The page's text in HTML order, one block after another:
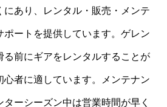
にあり、レンタル・販売・メンテ
ポートを提供しています。ゲレン
る前にギアをレンタルすることが
心者に適しています。メンテナン
ーシーズン中は営業時間が早く